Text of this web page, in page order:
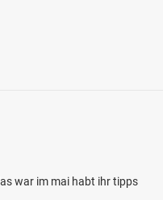
war im mai habt ihr tipps